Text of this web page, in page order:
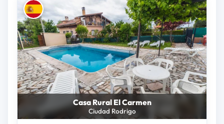
Casa Rural El Carmen
Ciudad Rodrigo